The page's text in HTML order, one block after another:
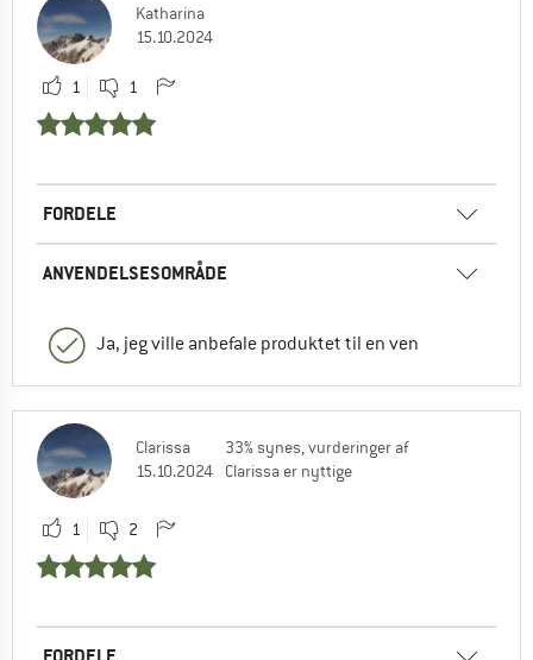
Katharina
15.10.2024
1 1
FORDELE
ANVENDELSESOMRÅDE
Ja, jeg ville anbefale produktet til en ven
Clarissa
15.10.2024
33% synes, vurderinger af
Clarissa er nyttige
1 2